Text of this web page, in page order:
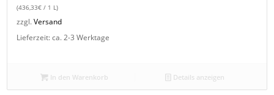
(436,33€ / 1 L)
zzgl.Versand
Lieferzeit: ca. 2-3 Werktage
In den Warenkorb Details anzeigen